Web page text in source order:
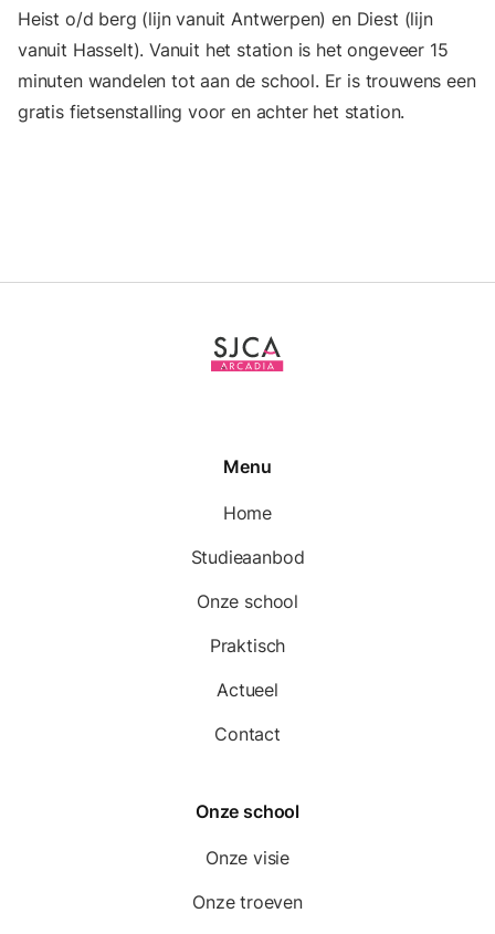
Heist o/d berg (lijn vanuit Antwerpen) en Diest (lijn
vanuit Hasselt). Vanuit het station is het ongeveer 15
minuten wandelen tot aan de school. Er is trouwens een
gratis fietsenstalling voor en achter het station.
Menu
Home
Studieaanbod
Onze school
Praktisch
Actueel
Contact
Onze school
Onze visie
Onze troeven